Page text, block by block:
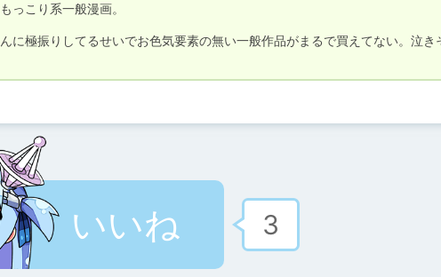
っこり系一般漫画。
に極振りしてるせいでお色気要素の無い一般作品がまるで買えてない。泣き
いいね 3